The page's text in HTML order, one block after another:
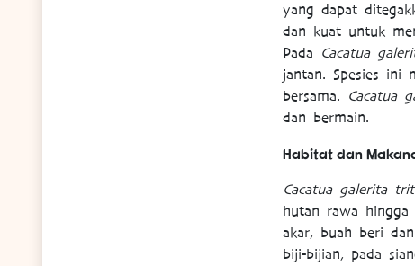
yang dapat
dan kuat untuk
Pada
Cacatua
jantan. Spesies ini
bersama.
Cacatua
dan bermain.
Habitat dan
Cacatua galerita
hutan rawa hingga
akar, buah beri
biji-bijian, pada